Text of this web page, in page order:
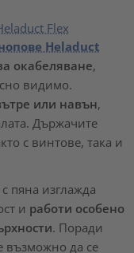
Heladuct
окабеляване,
видимо.
или навън,
Държачите
с винтове, така и
пяна изглажда
и работи особено
. Поради
възможно да се